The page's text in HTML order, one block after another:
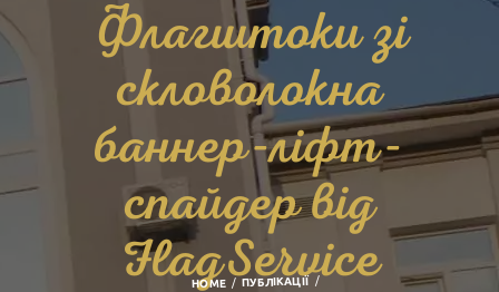
Флагштоки зі
скловолокна
баннер-ліфт-
спайдер від
FlagService
HOME ПУБЛІКАЦІЇ